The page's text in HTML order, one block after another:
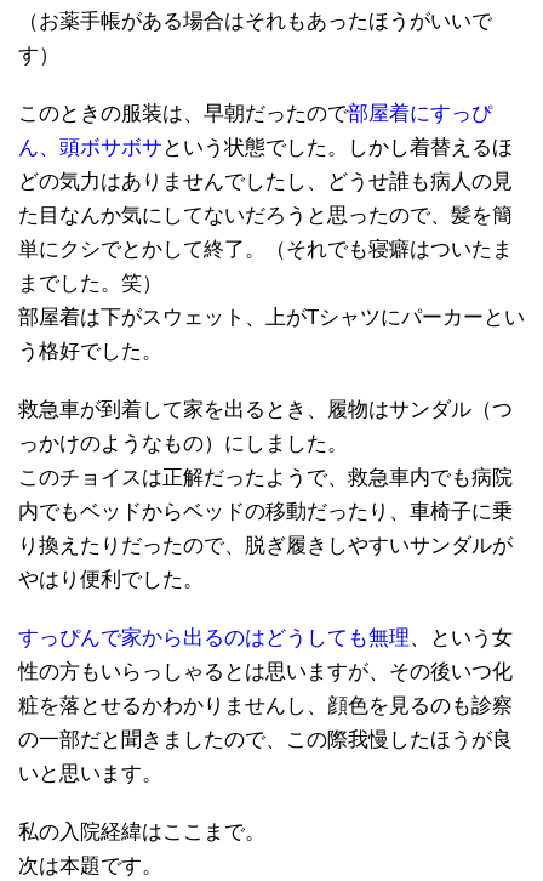
（お薬手帳がある場合はそれもあったほうがいいで
す）
このときの服装は、早朝だったので部屋着にすっぴ
ん、頭ボサボサ という状態でした。しかし着替えるほ
どの気力はありませんでしたし、どうせ誰も病人の見
た目なんか気にしてないだろうと思ったので、髪を簡
単にクシでとかして終了。（それでも寝癖はついたま
までした。笑）
部屋着は下がスウェット、上がTシャツにパーカーとい
う格好でした。
救急車が到着して家を出るとき、履物はサンダル（つ
っかけのようなもの）にしました。
このチョイスは正解だったようで、救急車内でも病院
内でもベッドからベッドの移動だったり、車椅子に乗
り換えたりだったので、脱ぎ履きしやすいサンダルが
やはり便利でした。
すっぴんで家から出るのはどうしても無理、という女
性の方もいらっしゃるとは思いますが、その後いつ化
粧を落とせるかわかりませんし、顔色を見るのも診察
の一部だと聞きましたので、この際我慢したほうが良
いと思います。
私の入院経緯はここまで。
次は本題です。